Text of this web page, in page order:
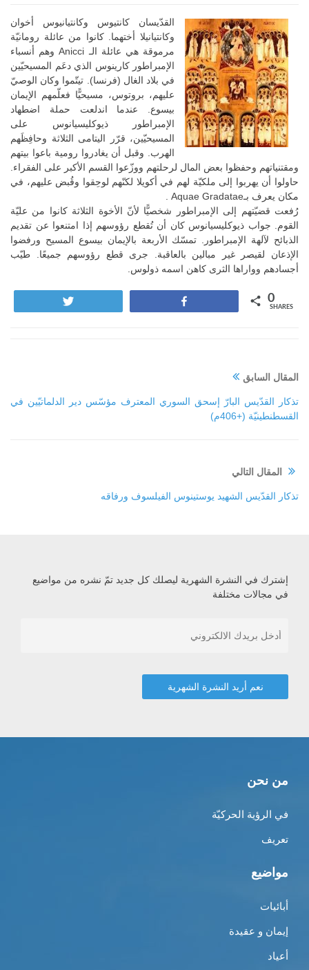
القدّيسان كانتيوس وكانتيانيوس أخوان
وكانتيانيلا أختهما. كانوا من عائلة رومانيّة
مرموقة هي عائلة الـ Anicci وهم أنسباء
الإمبراطور كارينوس الذي دعَم المسيحيّين
في بلاد الغال (فرنسا). تيتّموا وكان الوصيّ
عليهم، بروتوس، مسيحيًّا فعلّمهم الإيمان
بيسوع. عندما اندلعت حملة اضطهاد
الإمبراطور ذيوكليسيانوس على
المسيحيّين، قرّر اليتامى الثلاثة وحافِظَهم
الهرب. وقبل أن يغادروا رومية باعوا بيتهم
ومقتنياتهم وحفظوا بعض المال لرحلتهم ووزّعوا القسم الأكبر على الفقراء.
حاولوا أن يهربوا إلى ملكيّة لهم في أكويلا لكنّهم لوحِقوا وقُبض عليهم، في
مكان يعرف بـAquae Gradatae .
رُفعت قضيّتهم إلى الإمبراطور شخصيًّا لأنّ الأخوة الثلاثة كانوا من عليّة
القوم. جواب ذيوكليسيانوس كان أن تُقطع رؤوسهم إذا امتنعوا عن تقديم
الذبائح لآلهة الإمبراطور. تمسّك الأربعة بالإيمان بيسوع المسيح ورفضوا
الإذعان لقيصر غير مبالين بالعاقبة. جرى قطع رؤوسهم جميعًا. طيّب
أجسادهم وواراها الثرى كاهن اسمه ذولوس.
0
SHARES
المقال السابق
تذكار القدّيس البارّ إسحق السوري المعترف مؤسّس دير الدلماتيّين في
القسطنطينيّة (+406م)
المقال التالي
تذكار القدّيس الشهيد يوستينوس الفيلسوف ورفاقه
إشترك في النشرة الشهرية ليصلك كل جديد تمّ نشره من مواضيع
في مجالات مختلفة
من نحن
في الرؤية الحركيّة
تعريف
مواضيع
أبائيات
إيمان و عقيدة
أعياد